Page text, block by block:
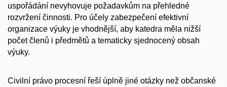
uspořádání nevyhovuje požadavkům na přehledné
rozvržení činnosti. Pro účely zabezpečení efektivní
organizace výuky je vhodnější, aby katedra měla nižší
počet členů i předmětů a tematicky sjednocený obsah
výuky.
Civilní právo procesní řeší úplně jiné otázky než občanské